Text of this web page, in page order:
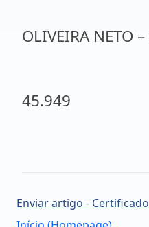
LYBIO
OLIVEIRA NETO
45.949
Enviar artigo -